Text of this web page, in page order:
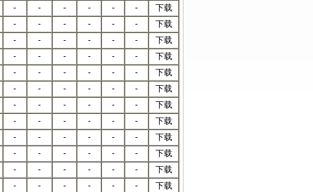
- - - - - - 下载
- - - - - -
下载
- - - - - -
下载
- - - - - -
下载
- - - - - -
下载
- - - - - -
下载
- - - - - -
下载
- - - - - -
下载
- - - - - -
下载
- - - - - -
下载
- - - - - -
下载
- - - - - -
下载